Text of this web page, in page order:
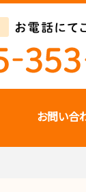
お問い合